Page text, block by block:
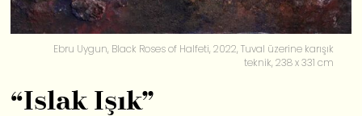
Ebru Uygun, Black Roses of Halfeti, 2022, Tuval üzerine karışık
teknik, 238 x 331 cm
“Islak Işık”